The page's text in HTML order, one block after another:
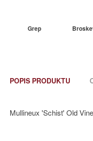
Grep
POPIS PRODUKTU
Mullineux 'Schist' Old